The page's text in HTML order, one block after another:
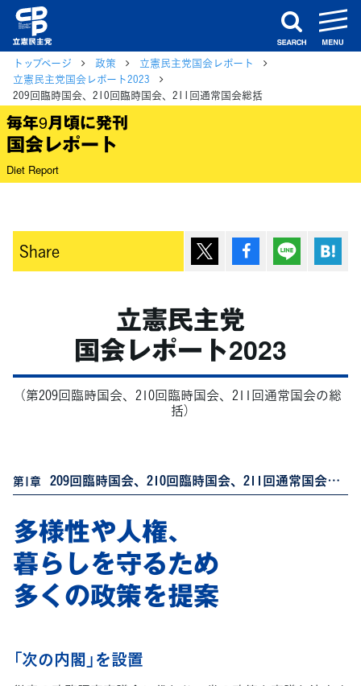
search
トップページ 政策
立憲民主党国会レポート
立憲民主党国会レポート2023
209回臨時国会、210回臨時国会、211回通常国会総括
毎年9月頃に発刊
国会レポート
Diet Report
Share ポスト シェア Lineで送
立憲民主党
国会レポート2023
（第209回臨時国会、210回臨時国会、211回通常国会の総
括）
第1章 209回臨時国会、210回臨時国会、211回通常国会総括
多様性や人権、
暮らしを守るため
多くの政策を提案
「次の内閣」を設置